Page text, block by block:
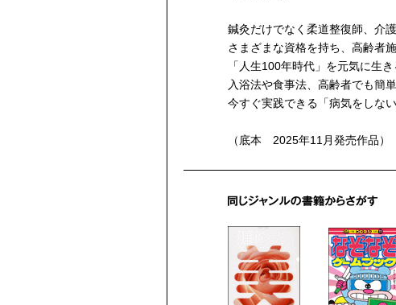
鍼灸だけでなく柔道整復師、介
さまざまな資格を持ち、高齢者
「人生100年時代」を元気に生
入浴法や食事法、高齢者でも簡
今すぐ実践できる「病気をしな
（底本 2025年11月発売作品）